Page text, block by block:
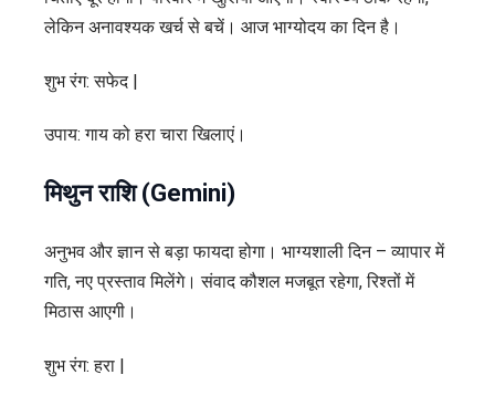
लेकिन अनावश्यक खर्च से बचें। आज भाग्योदय का दिन है।
शुभ रंग: सफेद |
उपाय: गाय को हरा चारा खिलाएं।
मिथुन राशि (Gemini)
अनुभव और ज्ञान से बड़ा फायदा होगा। भाग्यशाली दिन – व्यापार में
गति, नए प्रस्ताव मिलेंगे। संवाद कौशल मजबूत रहेगा, रिश्तों में
मिठास आएगी।
शुभ रंग: हरा |